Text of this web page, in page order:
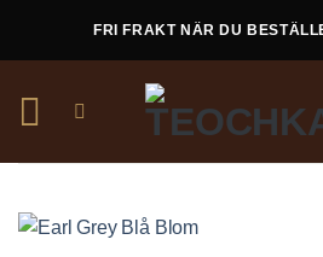
FRI FRAKT NÄR DU